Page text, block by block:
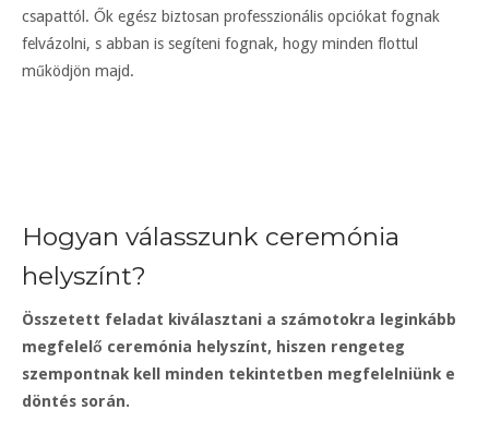
csapattól. Ők egész biztosan professzionális opciókat fognak
felvázolni, s abban is segíteni fognak, hogy minden flottul
működjön majd.
Hogyan válasszunk ceremónia
helyszínt?
Összetett feladat kiválasztani a számotokra leginkább
megfelelő ceremónia helyszínt, hiszen rengeteg
szempontnak kell minden tekintetben megfelelniünk e
döntés során.